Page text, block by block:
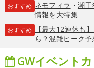
おすすめ ネモフィラ ・ 潮干
情報を大特集
おすすめ
【最大12連休も
ら？混雑ピーク
GWイベント